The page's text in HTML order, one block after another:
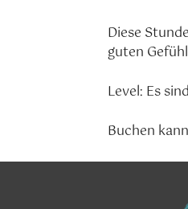
Diese
guten
Level: Es
Buchen